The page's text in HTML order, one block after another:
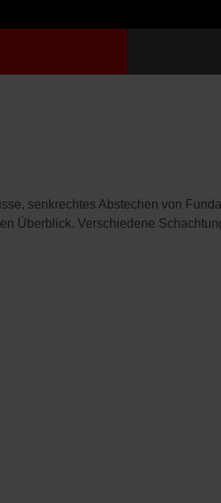
senkrechtes Abstechen von
Überblick. Verschiedene